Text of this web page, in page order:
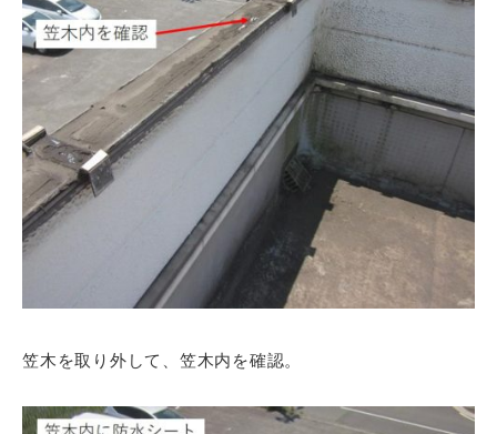
笠木を取り外して、笠木内を確認。